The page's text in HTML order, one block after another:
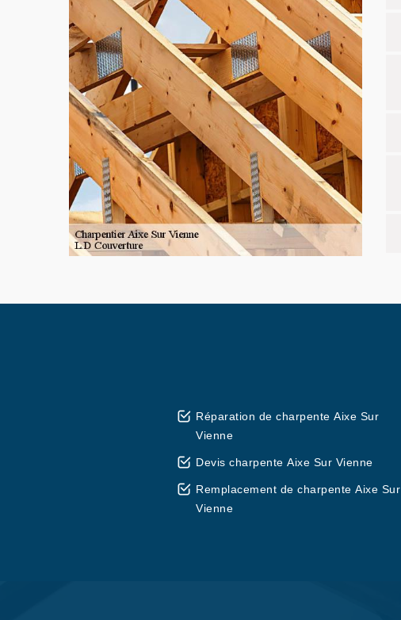
Réparation de charpente Aixe Sur
Vienne
Devis charpente Aixe Sur Vienne
Remplacement de charpente Aixe Sur
Vienne